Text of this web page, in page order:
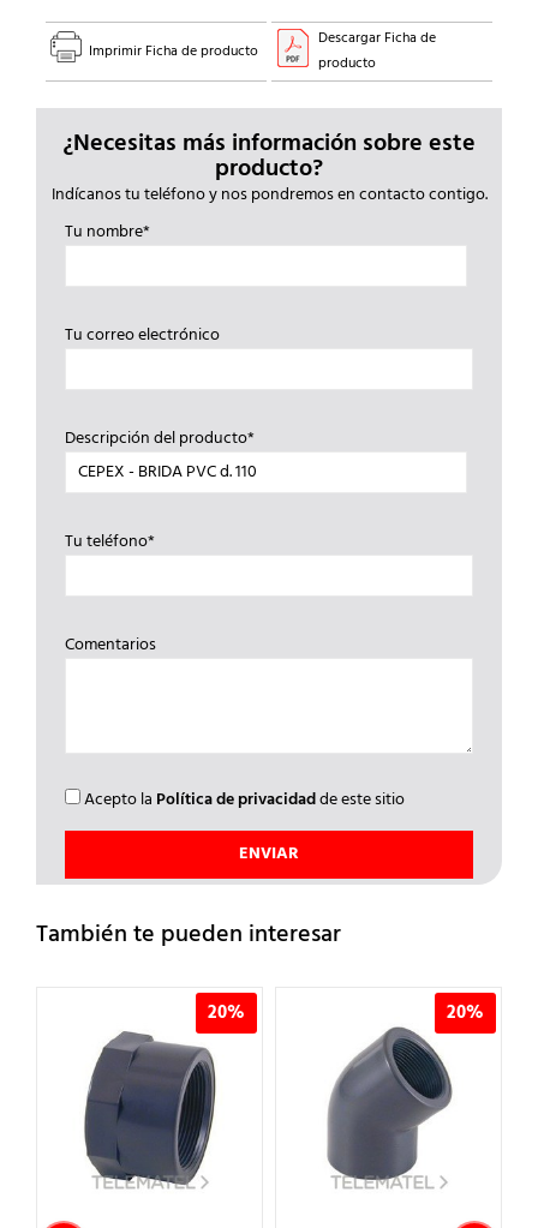
Imprimir Ficha de producto
Descargar Ficha de
producto
¿Necesitas más información sobre este
producto?
Indícanos tu teléfono y nos pondremos en contacto contigo.
Tu nombre*
Tu correo electrónico
Descripción del producto*
Tu teléfono*
Comentarios
Acepto la Política de privacidadde este sitio
También te pueden interesar
20% 20%